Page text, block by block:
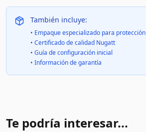
También incluye:
• Empaque especializado para protección
• Certificado de calidad Nugatt
• Guía de configuración inicial
• Información de garantía
Te podría interesar...